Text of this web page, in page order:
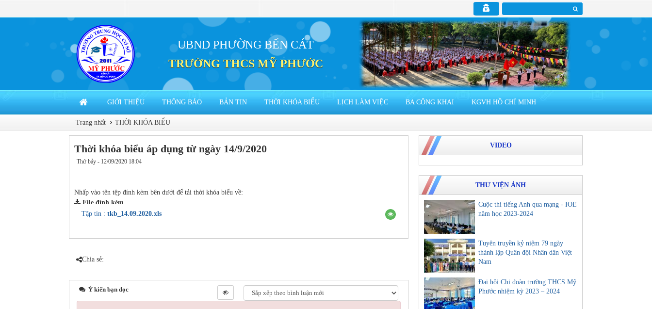
UBND PHƯỜNG BẾN CÁT
TRƯỜNG THCS MỸ PHƯỚC
GIỚI THIỆU THÔNG BÁO BẢN TIN THỜI KHÓA BIỂU LỊCH LÀM VIỆC BA CÔNG KHAI KGVH HỒ CHÍ MINH
Trang nhất THỜI KHÓA BIỂU
Thời khóa biểu áp dụng từ ngày 14/9/2020
Thứ bảy - 12/09/2020 18:04
Nhấp vào tên tệp đính kèm bên dưới để tải thời khóa biểu về:
File đính kèm
Tập tin : tkb_14.09.2020.xls
Chia sẻ:
Ý kiến bạn đọc
VIDEO
THƯ VIỆN ẢNH
Cuộc thi tiếng Anh qua mạng - IOE
năm học 2023-2024
Tuyên truyền kỷ niệm 79 ngày
thành lập Quân đội Nhân dân Việt
Nam
Đại hội Chi đoàn trường THCS Mỹ
Phước nhiệm kỳ 2023 – 2024